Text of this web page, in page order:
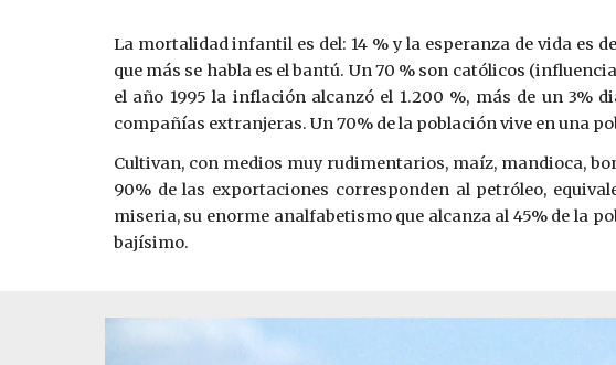
La mortalidad infantil es del: 14 % y la esperanza de vida es
que más se habla es el bantú. Un 70 % son católicos
el año 1995 la inflación alcanzó el 1.200 %, más de un
compañías extranjeras. Un 70% de la población vive en una
Cultivan, con medios muy rudimentarios, maíz, mandioca,
90% de las exportaciones corresponden al petróleo,
miseria, su enorme analfabetismo que alcanza al 45% de la
bajísimo.